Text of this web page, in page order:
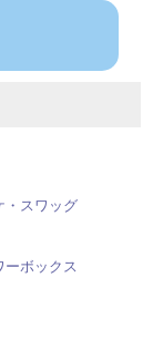
・スワッグ
ーボックス